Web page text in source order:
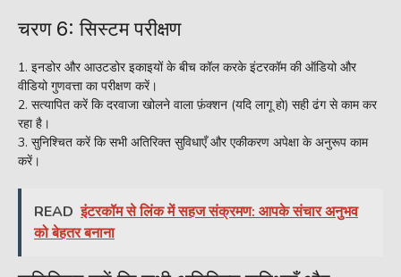
चरण 6: सिस्टम परीक्षण
इनडोर और आउटडोर इकाइयों के बीच कॉल करके इंटरकॉम की ऑडियो और
वीडियो गुणवत्ता का परीक्षण करें।
सत्यापित करें कि दरवाजा खोलने वाला फ़ंक्शन (यदि लागू हो) सही ढंग से काम कर
रहा है।
सुनिश्चित करें कि सभी अतिरिक्त सुविधाएँ और एकीकरण अपेक्षा के अनुरूप काम
करें।
READ इंटरकॉम से लिंक में सहज संक्रमण: आपके संचार अनुभव
को बेहतर बनाना